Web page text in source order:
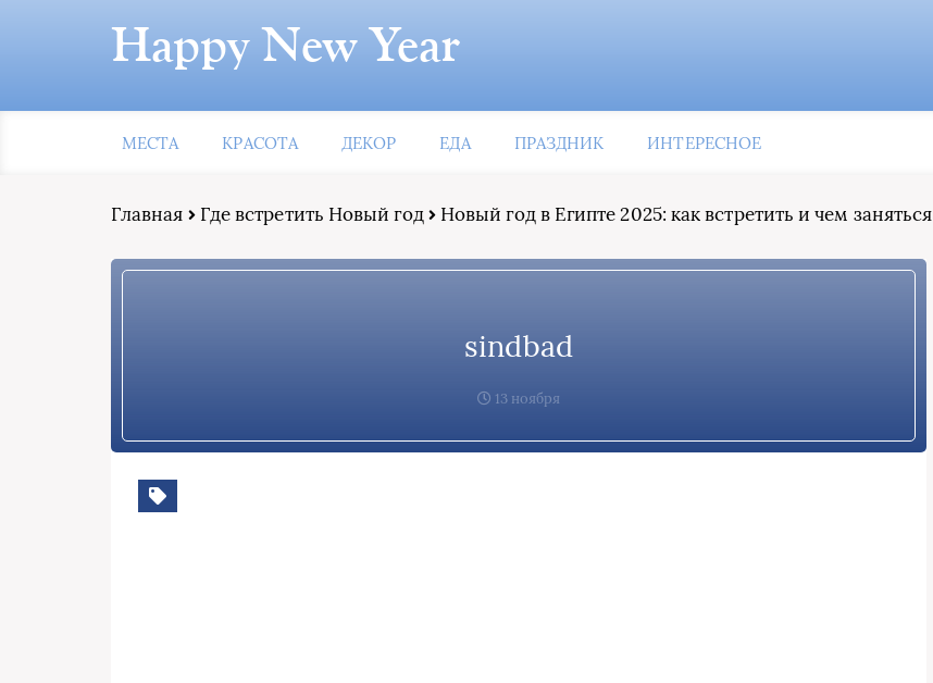
Happy New Year
МЕСТА КРАСОТА ДЕКОР ЕДА ПРАЗДНИК ИНТЕРЕСНОЕ
Главная Где встретить Новый год Новый год в Египте 2025: как встретить и чем заняться
sindbad
13 ноября